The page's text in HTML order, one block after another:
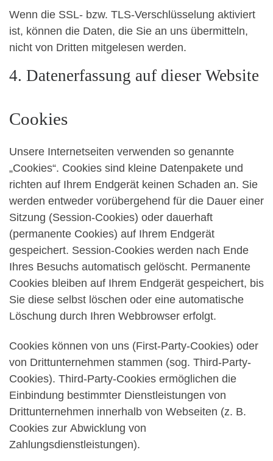
Wenn die SSL- bzw. TLS-Verschlüsselung aktiviert
ist, können die Daten, die Sie an uns übermitteln,
nicht von Dritten mitgelesen werden.
4. Datenerfassung auf dieser Website
Cookies
Unsere Internetseiten verwenden so genannte
„Cookies“. Cookies sind kleine Datenpakete und
richten auf Ihrem Endgerät keinen Schaden an. Sie
werden entweder vorübergehend für die Dauer einer
Sitzung (Session-Cookies) oder dauerhaft
(permanente Cookies) auf Ihrem Endgerät
gespeichert. Session-Cookies werden nach Ende
Ihres Besuchs automatisch gelöscht. Permanente
Cookies bleiben auf Ihrem Endgerät gespeichert, bis
Sie diese selbst löschen oder eine automatische
Löschung durch Ihren Webbrowser erfolgt.
Cookies können von uns (First-Party-Cookies) oder
von Drittunternehmen stammen (sog. Third-Party-
Cookies). Third-Party-Cookies ermöglichen die
Einbindung bestimmter Dienstleistungen von
Drittunternehmen innerhalb von Webseiten (z. B.
Cookies zur Abwicklung von
Zahlungsdienstleistungen).